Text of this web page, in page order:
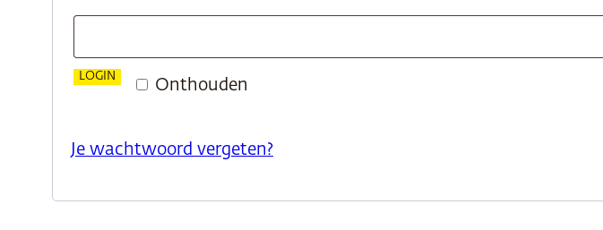
Onthouden
LOGIN
Je wachtwoord vergeten?